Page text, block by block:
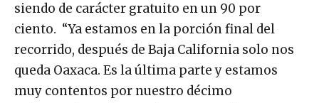
siendo de carácter gratuito en un 90 por
ciento. “Ya estamos en la porción final del
recorrido, después de Baja California solo nos
queda Oaxaca. Es la última parte y estamos
muy contentos por nuestro décimo